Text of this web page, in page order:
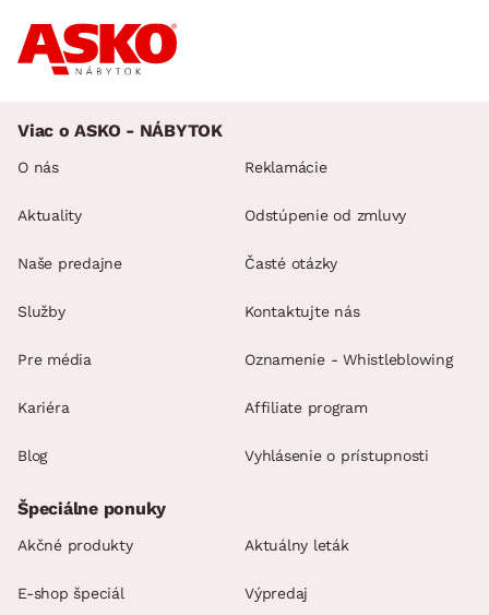
potiahnutá látkou)
úložný priestor (pod otomanom, vyklápacia kovová
konštrukcia)
dodávané v čiastočnom demonte
Viac o ASKO - NÁBYTOK
O nás
Aktuality
Naše predajne
Služby
Pre média
Kariéra
Blog
Reklamácie
Odstúpenie od zmluvy
Časté otázky
Kontaktujte nás
Oznamenie - Whistleblowing
Affiliate program
Vyhlásenie o prístupnosti
Špeciálne ponuky
Akčné produkty Aktuálny leták
E-shop špeciál Výpredaj